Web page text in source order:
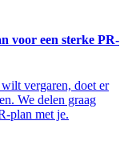
voor een sterke PR-
vergaren, doet er
We delen graag
plan met je.